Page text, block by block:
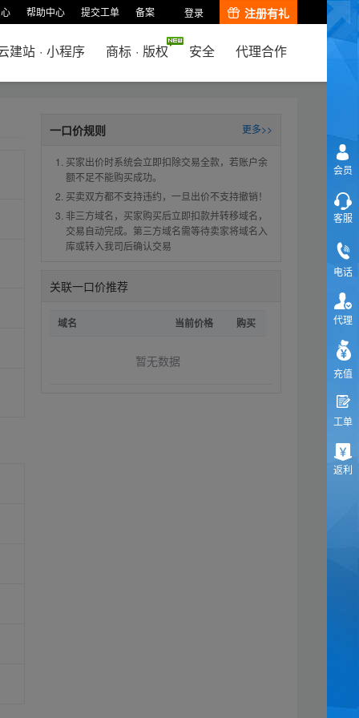
帮助中心 提交工单 备案 登录 注册有礼
建站 · 小程序 商标 · 版权 安全 代理合作
一口价规则 更多>>
买家出价时系统会立即扣除交易全款，若账户余
额不足不能购买成功。
买卖双方都不支持违约，一旦出价不支持撤销！
非三方域名，买家购买后立即扣款并转移域名，
交易自动完成。第三方域名需等待卖家将域名入
库或转入我司后确认交易
关联一口价推荐
域名 当前价格 购买
暂无数据
会员
客服
电话
代理
充值
工单
返利